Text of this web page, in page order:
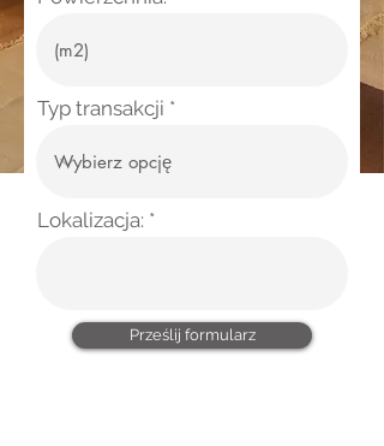
Typ transakcji
Lokalizacja:
Prześlij formularz